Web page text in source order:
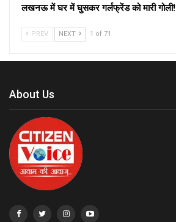
लखनऊ में घर में घुसकर गर्लफ्रेंड को मारी गोली!
PREV NEXT 1 of 71
About Us